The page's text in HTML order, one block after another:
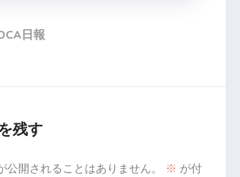
日報
残す
公開されることはありません。 ※ が付